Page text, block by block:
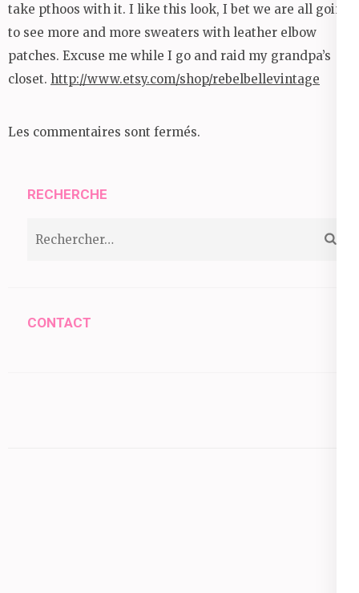
take pthoos with it. I like this look, I bet we are all going
to see more and more sweaters with leather elbow
patches. Excuse me while I go and raid my grandpa’s
closet. http://www.etsy.com/shop/rebelbellevintage
Les commentaires sont fermés.
RECHERCHE
CONTACT